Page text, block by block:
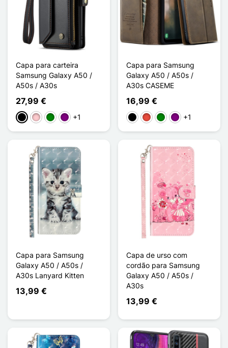
Capa para carteira
Samsung Galaxy A50 /
A50s / A30s
27,99 €
PretoRosaVerdePúrpura
+1
Capa para Samsung
Galaxy A50 / A50s /
A30s CASEME
16,99 €
PretoVermelho
VerdePúrpura
+1
Capa para Samsung
Galaxy A50 / A50s /
A30s Lanyard Kitten
13,99 €
Capa de urso com
cordão para Samsung
Galaxy A50 / A50s /
A30s
13,99 €